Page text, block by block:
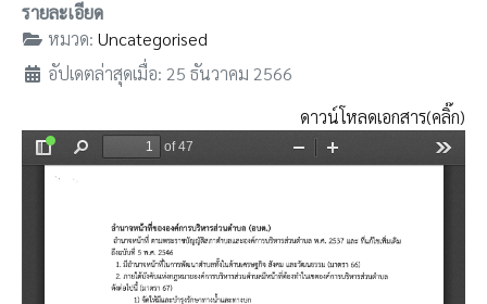
รายละเอียด
หมวด: Uncategorised
อัปเดตล่าสุดเมื่อ: 25 ธันวาคม 2566
ดาวน์โหลดเอกสาร(คลิ๊ก)